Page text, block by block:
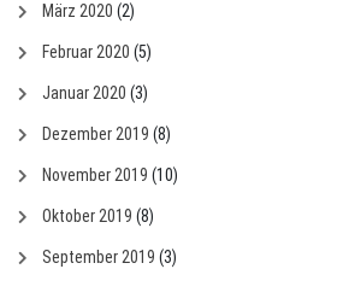
März 2020 (2)
Februar 2020 (5)
Januar 2020 (3)
Dezember 2019 (8)
November 2019 (10)
Oktober 2019 (8)
September 2019 (3)